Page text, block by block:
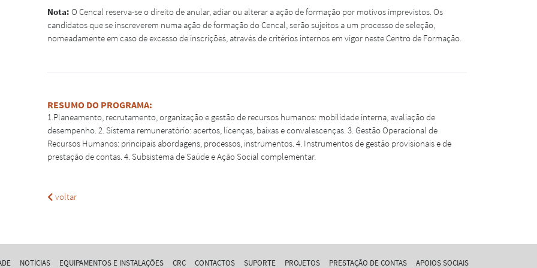
Nota: O Cencal reserva-se o direito de anular, adiar ou alterar a ação de formação por motivos imprevistos. Os
candidatos que se inscreverem numa ação de formação do Cencal, serão sujeitos a um processo de seleção,
nomeadamente em caso de excesso de inscrições, através de critérios internos em vigor neste Centro de Formação.
RESUMO DO PROGRAMA:
1.Planeamento, recrutamento, organização e gestão de recursos humanos: mobilidade interna, avaliação de
desempenho. 2. Sistema remuneratório: acertos, licenças, baixas e convalescenças. 3. Gestão Operacional de
Recursos Humanos: principais abordagens, processos, instrumentos. 4. Instrumentos de gestão provisionais e de
prestação de contas. 4. Subsistema de Saúde e Ação Social complementar.
voltar
NOTÍCIAS EQUIPAMENTOS E INSTALAÇÕES CRC CONTACTOS SUPORTE PROJETOS PRESTAÇÃO DE CONTAS APOIOS SOCIAIS